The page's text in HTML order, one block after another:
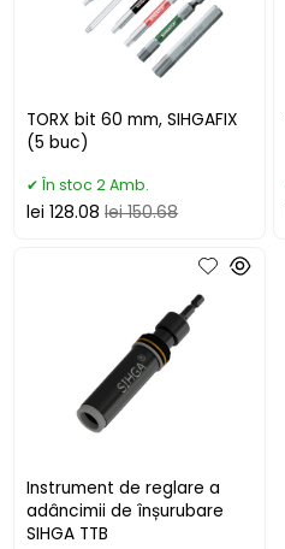
TORX bit 60 mm, SIHGAFIX
(5 buc)
În stoc 2 Amb.
lei 128.08 lei 150.68
Instrument de reglare a
adâncimii de înșurubare
SIHGA TTB